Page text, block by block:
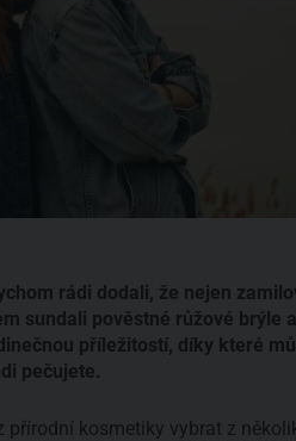
rádi dodali, že nejen
sundali pověstné růžové brýle
příležitostí, díky které
pečujete.
přírodní kosmetiky vybrat z